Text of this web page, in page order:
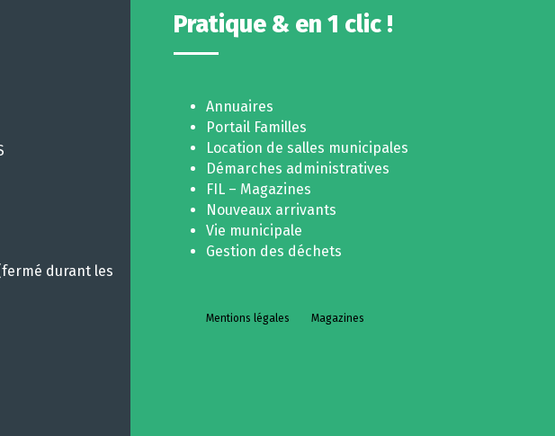
durant les
Pratique & en 1 clic !
Annuaires
Portail Familles
Location de salles municipales
Démarches administratives
FIL – Magazines
Nouveaux arrivants
Vie municipale
Gestion des déchets
Mentions légales Magazines